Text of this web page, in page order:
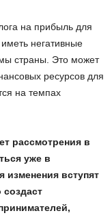
на прибыль для
негативные
страны. Это может
ресурсов для
на темпах
рассмотрения в
уже в
изменения вступят
создаст